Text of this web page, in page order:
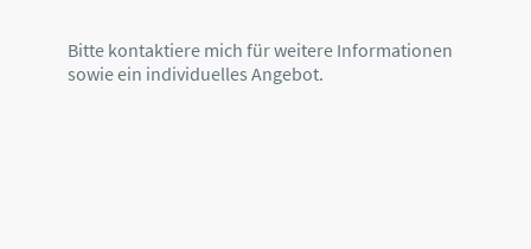
Bitte kontaktiere mich für weitere Informationen
sowie ein individuelles Angebot.